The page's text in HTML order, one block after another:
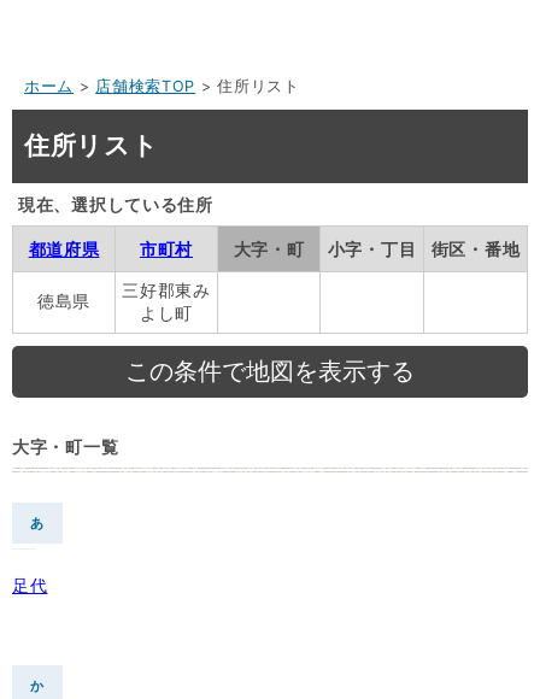
ホーム > 店舗検索TOP > 住所リスト
住所リスト
現在、選択している住所
都道府県 市町村 大字・町 小字・丁目 街区・番地
徳島県
三好郡東み
よし町
大字・町一覧
あ
足代
か